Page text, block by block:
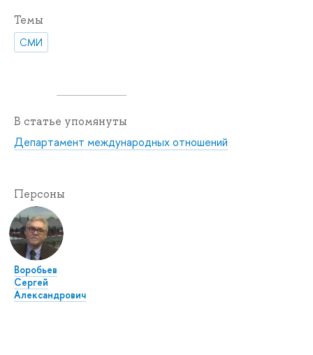
Темы
СМИ
В статье упомянуты
Департамент международных отношений
Персоны
Воробьев
Сергей
Александрович